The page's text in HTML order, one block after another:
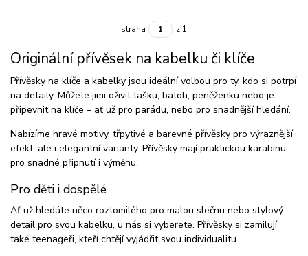
strana z 1
Originální přívěsek na kabelku či klíče
Přívěsky na klíče a kabelky jsou ideální volbou pro ty, kdo si potrpí
na detaily. Můžete jimi oživit tašku, batoh, peněženku nebo je
připevnit na klíče – ať už pro parádu, nebo pro snadnější hledání.
Nabízíme hravé motivy, třpytivé a barevné přívěsky pro výraznější
efekt, ale i elegantní varianty. Přívěsky mají praktickou karabinu
pro snadné připnutí i výměnu.
Pro děti i dospělé
Ať už hledáte něco roztomilého pro malou slečnu nebo stylový
detail pro svou kabelku, u nás si vyberete. Přívěsky si zamilují
také teenageři, kteří chtějí vyjádřit svou individualitu.